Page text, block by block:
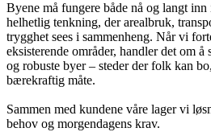
Byene må fungere både nå og langt
helhetlig tenkning, der arealbruk,
trygghet sees i sammenheng. Når vi
eksisterende områder, handler det om
og robuste byer – steder der folk kan
bærekraftig måte.
Sammen med kundene våre lager vi
behov og morgendagens krav.